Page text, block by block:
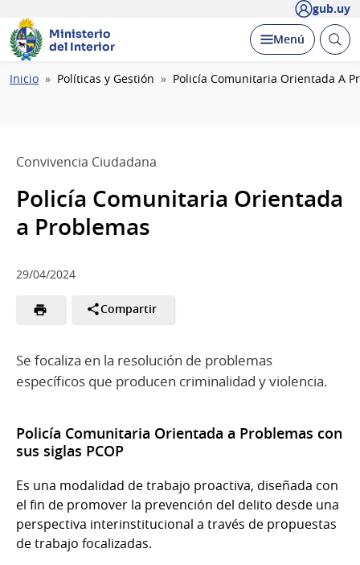
gub.uy
Ministerio
del Interior
Desplegar
Menú Abrir
Ruta
Inicio Políticas y Gestión Policía Comunitaria Orientada A
Convivencia Ciudadana
Policía Comunitaria Orientada
a Problemas
29/04/2024
Compartir
Se focaliza en la resolución de problemas
específicos que producen criminalidad y violencia.
Policía Comunitaria Orientada a Problemas con
sus siglas PCOP
Es una modalidad de trabajo proactiva, diseñada con
el fin de promover la prevención del delito desde una
perspectiva interinstitucional a través de propuestas
de trabajo focalizadas.